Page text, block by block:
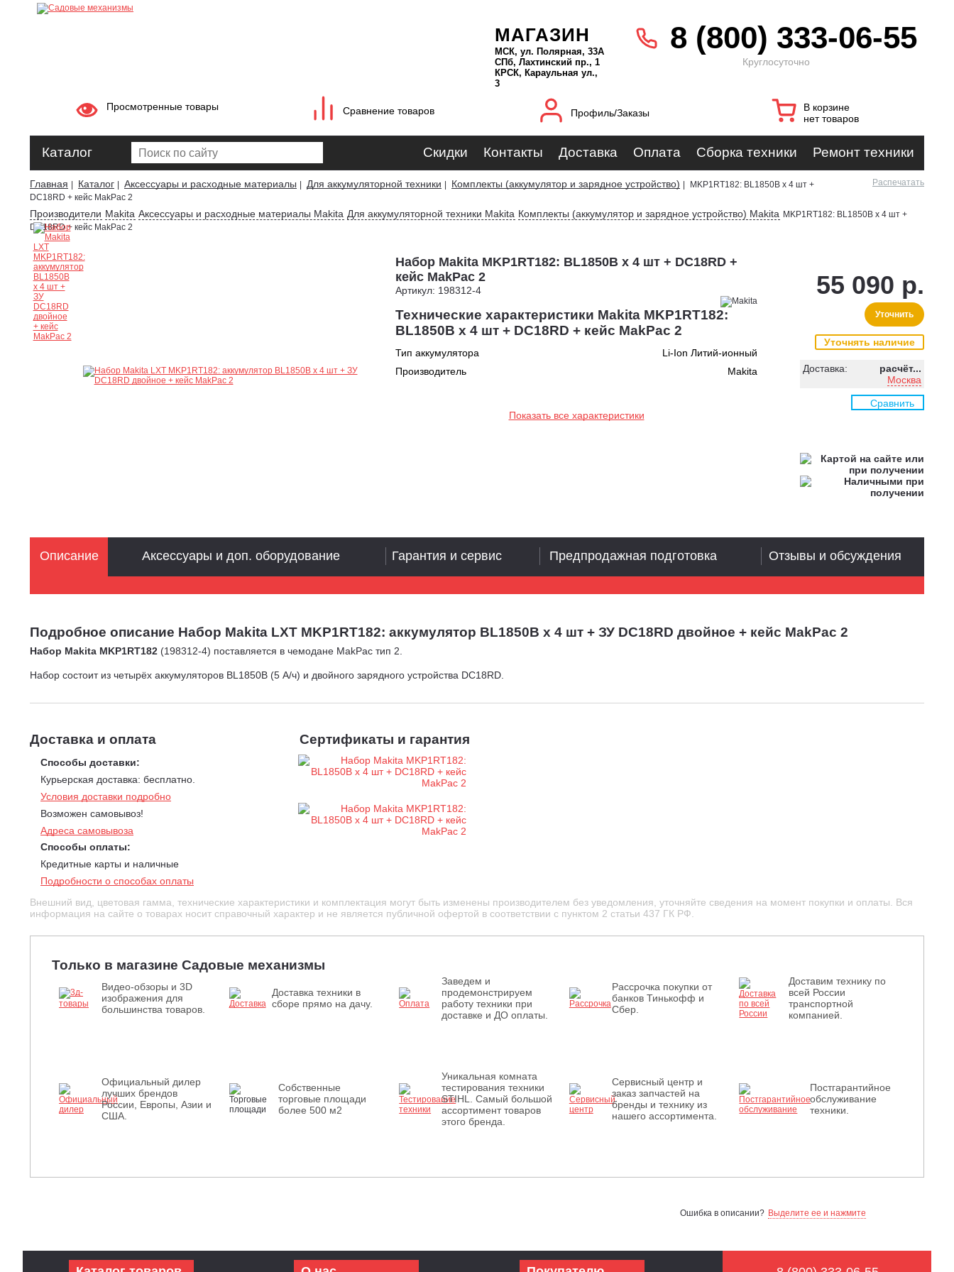
МАГАЗИН
МСК, ул. Полярная, 33А
СПб, Лахтинский пр., 1
КРСК, Караульная ул.,
3
8 (800) 333-06-55
Круглосуточно
Просмотренные товары Сравнение товаров Профиль/Заказы
В корзине
нет товаров
Каталог Скидки Контакты Доставка Оплата Сборка техники Ремонт техники
Главная Каталог Аксессуары и расходные материалы Для аккумуляторной техники Комплекты (аккумулятор и зарядное устройство)
MKP1RT182: BL1850B х 4 шт +
DC18RD + кейс MakPac 2
Распечатать
Производители Makita Аксессуары и расходные материалы Makita Для аккумуляторной техники Makita Комплекты (аккумулятор и зарядное устройство) Makita MKP1RT182: BL1850B х 4 шт +
DC18RD + кейс MakPac 2
Набор Makita MKP1RT182: BL1850B х 4 шт + DC18RD +
кейс MakPac 2
Артикул: 198312-4
Технические характеристики Makita MKP1RT182:
BL1850B х 4 шт + DC18RD + кейс MakPac 2
Тип аккумулятора
Li-Ion Литий-ионный
Производитель
Makita
Показать все характеристики
55 090 р.
Уточнить
Уточнять наличие
Доставка:
расчёт...
Москва
Сравнить
Подробное описание Набор Makita LXT MKP1RT182: аккумулятор BL1850B х 4 шт + ЗУ DC18RD двойное + кейс MakPac 2
Набор Makita MKP1RT182 (198312-4) поставляется в чемодане MakPac тип 2.
Набор состоит из четырёх аккумуляторов BL1850B (5 А/ч) и двойного зарядного устройства DC18RD.
Доставка и оплата
Способы доставки:
Курьерская доставка: бесплатно.
Условия доставки подробно
Возможен самовывоз!
Адреса самовывоза
Способы оплаты:
Кредитные карты и наличные
Подробности о способах оплаты
Сертификаты и гарантия
Описание Аксессуары и доп. оборудование Гарантия и сервис Предпродажная подготовка Отзывы и обсуждения
Внешний вид, цветовая гамма, технические характеристики и комплектация могут быть изменены производителем без уведомления, уточняйте сведения на момент покупки и оплаты. Вся
информация на сайте о товарах носит справочный характер и не является публичной офертой в соответствии с пунктом 2 статьи 437 ГК РФ.
Только в магазине Садовые механизмы
Видео-обзоры и 3D
изображения для
большинства товаров.
Доставка техники в
сборе прямо на дачу.
Заведем и
продемонстрируем
работу техники при
доставке и ДО оплаты.
Рассрочка покупки от
банков Тинькофф и
Сбер.
Доставим технику по
всей России
транспортной
компанией.
Официальный дилер
лучших брендов
России, Европы, Азии и
США.
Собственные
торговые площади
более 500 м2
Уникальная комната
тестирования техники
STIHL. Самый большой
ассортимент товаров
этого бренда.
Сервисный центр и
заказ запчастей на
бренды и технику из
нашего ассортимента.
Постгарантийное
обслуживание
техники.
Ошибка в описании? Выделите ее и нажмите